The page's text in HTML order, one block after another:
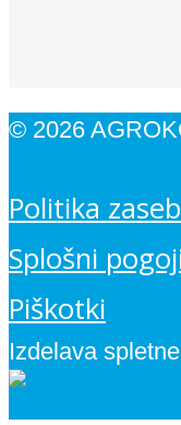
© 2026
Politika
Splošni
Piškotki
Izdelava